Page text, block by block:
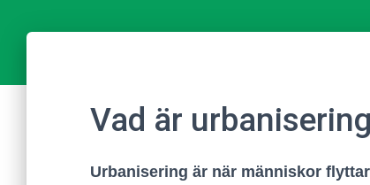
Vad är
Urbanisering är när människor